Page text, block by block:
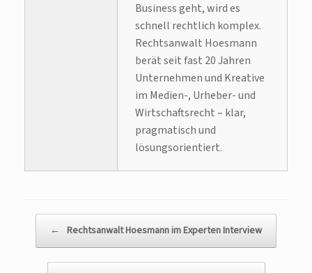
Business geht, wird es
schnell rechtlich komplex.
Rechtsanwalt Hoesmann
berät seit fast 20 Jahren
Unternehmen und Kreative
im Medien-, Urheber- und
Wirtschaftsrecht – klar,
pragmatisch und
lösungsorientiert.
← Rechtsanwalt Hoesmann im Experten Interview